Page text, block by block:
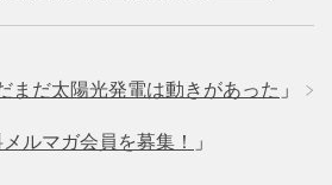
まだ太陽光発電は動きがあった 」
ルマガ会員を募集！ 」